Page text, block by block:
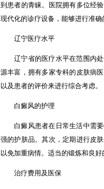
到患者的青睐。医院拥有多位经
现代化的诊疗设备，能够进行准确
辽宁医疗水平
辽宁省的医疗水平在范围内
源丰富，拥有多家专科的皮肤病
以及患者的评价来进行综合考虑。
白癜风的护理
白癜风患者在日常生活中需
强的护肤品。其次，定期进行皮
以免加重病情。适当的锻炼和良
治疗费用及医保